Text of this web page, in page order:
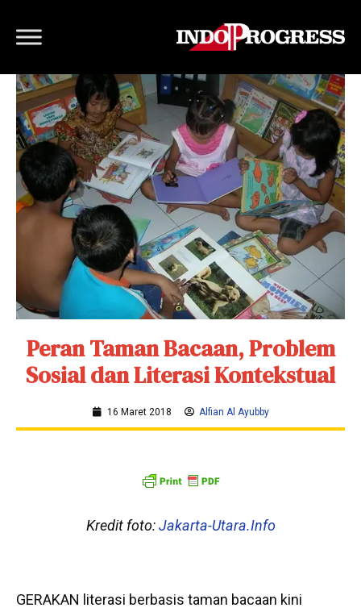
Peran Taman Bacaan, Problem
Sosial dan Literasi Kontekstual
16 Maret 2018 Alfian Al Ayubby
Kredit foto:Jakarta-Utara.Info
GERAKAN literasi berbasis taman bacaan kini